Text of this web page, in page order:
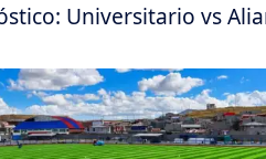
Universitario vs